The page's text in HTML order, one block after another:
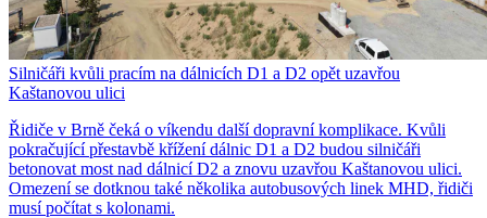
Silničáři kvůli pracím na dálnicích D1 a D2 opět uzavřou
Kaštanovou ulici
Řidiče v Brně čeká o víkendu další dopravní komplikace. Kvůli
pokračující přestavbě křížení dálnic D1 a D2 budou silničáři
betonovat most nad dálnicí D2 a znovu uzavřou Kaštanovou ulici.
Omezení se dotknou také několika autobusových linek MHD, řidiči
musí počítat s kolonami.